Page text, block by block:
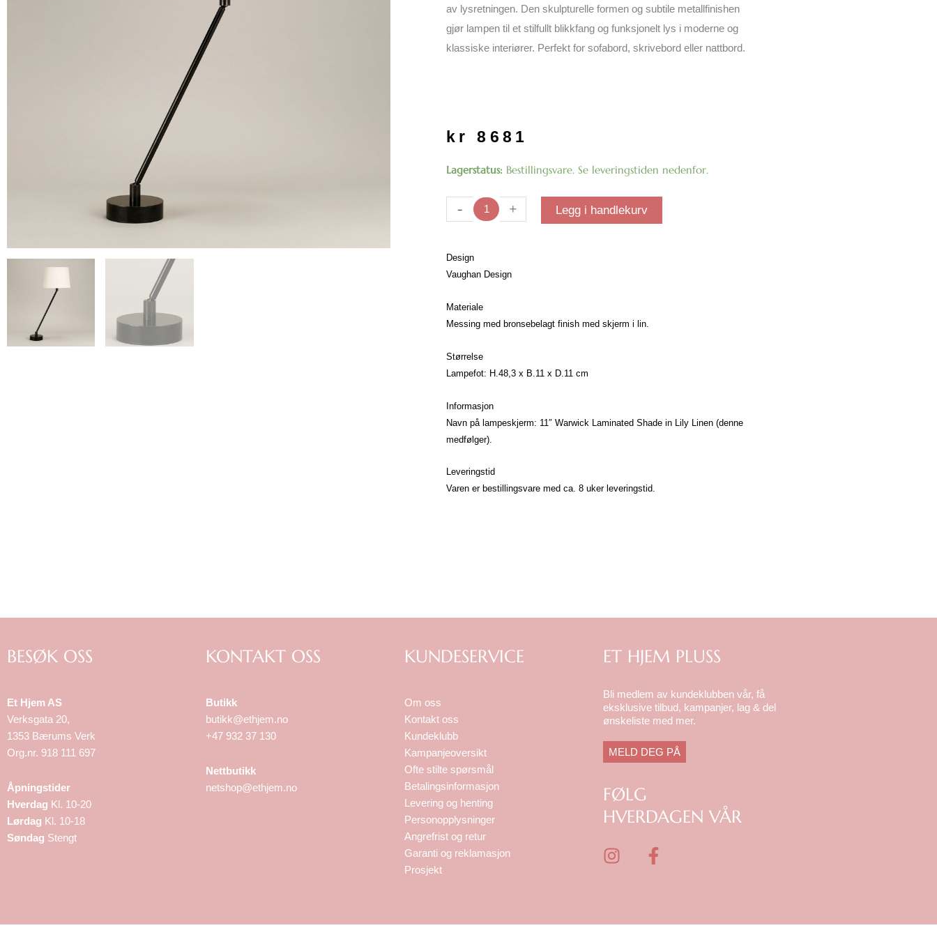
av lysretningen. Den skulpturelle formen og subtile metallfinishen
gjør lampen til et stilfullt blikkfang og funksjonelt lys i moderne og
klassiske interiører. Perfekt for sofabord, skrivebord eller nattbord.
kr 8681
Lagerstatus: Bestillingsvare. Se leveringstiden nedenfor.
-
Pisa
| Bronse
antall
+ Legg i handlekurv
Design
Vaughan Design
Materiale
Messing med bronsebelagt finish med skjerm i lin.
Størrelse
Lampefot: H.48,3 x B.11 x D.11 cm
Informasjon
Navn på lampeskjerm: 11″ Warwick Laminated Shade in Lily Linen (denne
medfølger).
Leveringstid
Varen er bestillingsvare med ca. 8 uker leveringstid.
BESØK OSS
Et Hjem AS
Verksgata 20,
1353 Bærums Verk
Org.nr. 918 111 697
Åpningstider
Hverdag Kl. 10-20
Lørdag Kl. 10-18
Søndag Stengt
KONTAKT OSS
Butikk
butikk@ethjem.no
+47 932 37 130
Nettbutikk
netshop@ethjem.no
KUNDESERVICE
Om oss
Kontakt oss
Kundeklubb
Kampanjeoversikt
Ofte stilte spørsmål
Betalingsinformasjon
Levering og henting
Personopplysninger
Angrefrist og retur
Garanti og reklamasjon
Prosjekt
ET HJEM PLUSS
Bli medlem av kundeklubben vår, få
eksklusive tilbud, kampanjer, lag & del
ønskeliste med mer.
MELD DEG PÅ
FØLG
HVERDAGEN VÅR
I
a
F
b